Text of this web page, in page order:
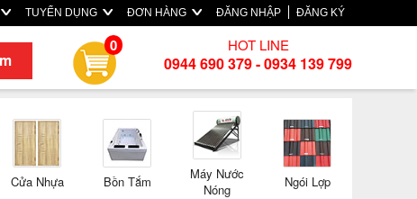
TUYỂN DỤNG ĐƠN HÀNG ĐĂNG NHẬP ĐĂNG KÝ
0 HOT LINE
0944 690 379 - 0934 139 799
Cửa Nhựa Bồn Tắm
Máy Nước
Nóng
Ngói Lợp